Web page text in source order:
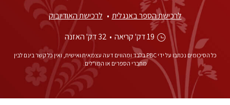
לרכישת הספר באנגלית
לרכישת האודיובוק
• 32 דק' האזנה
כל הסיכומים נכתבו על ידי PBC בלבד ומהווים דעה עצמאית ואישית, ואין כל קשר בינם לבין
מחברי הספרים או המו"לים.